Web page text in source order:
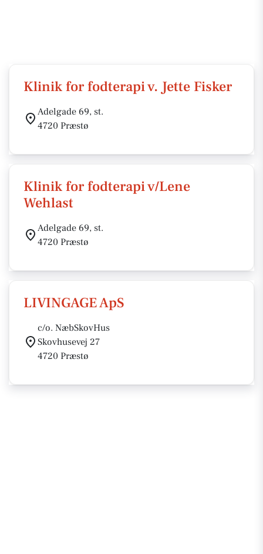
Klinik for fodterapi v. Jette Fisker
Adelgade 69, st.
4720 Præstø
Klinik for fodterapi v/Lene
Wehlast
Adelgade 69, st.
4720 Præstø
LIVINGAGE ApS
c/o. NæbSkovHus
Skovhusevej 27
4720 Præstø